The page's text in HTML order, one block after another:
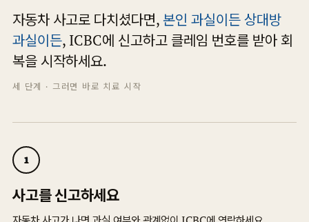
자동차 사고로 다치셨다면, 본인 과실이든 상대방
과실이든, ICBC에 신고하고 클레임 번호를 받아 회
복을 시작하세요.
세 단계 · 그러면 바로 치료 시작
1
사고를 신고하세요